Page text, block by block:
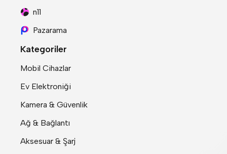
n11
Pazarama
Kategoriler
Mobil Cihazlar
Ev Elektroniği
Kamera & Güvenlik
Ağ & Bağlantı
Aksesuar & Şarj